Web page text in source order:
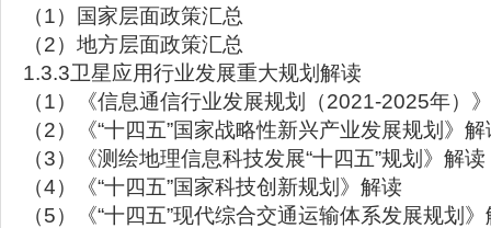
（1）国家层面政策汇总
（2）地方层面政策汇总
1.3.3卫星应用行业发展重大规划解读
（1）《信息通信行业发展规划（2021-2025年）
（2）《“十四五”国家战略性新兴产业发展规划》解
（3）《测绘地理信息科技发展“十四五”规划》解读
（4）《“十四五”国家科技创新规划》解读
（5）《“十四五”现代综合交通运输体系发展规划